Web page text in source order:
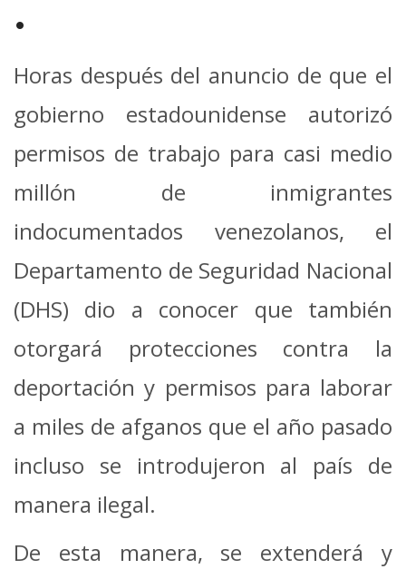
•
Horas después del anuncio de que el
gobierno estadounidense autorizó
permisos de trabajo para casi medio
millón de inmigrantes
indocumentados venezolanos, el
Departamento de Seguridad Nacional
(DHS) dio a conocer que también
otorgará protecciones contra la
deportación y permisos para laborar
a miles de afganos que el año pasado
incluso se introdujeron al país de
manera ilegal.
De esta manera, se extenderá y